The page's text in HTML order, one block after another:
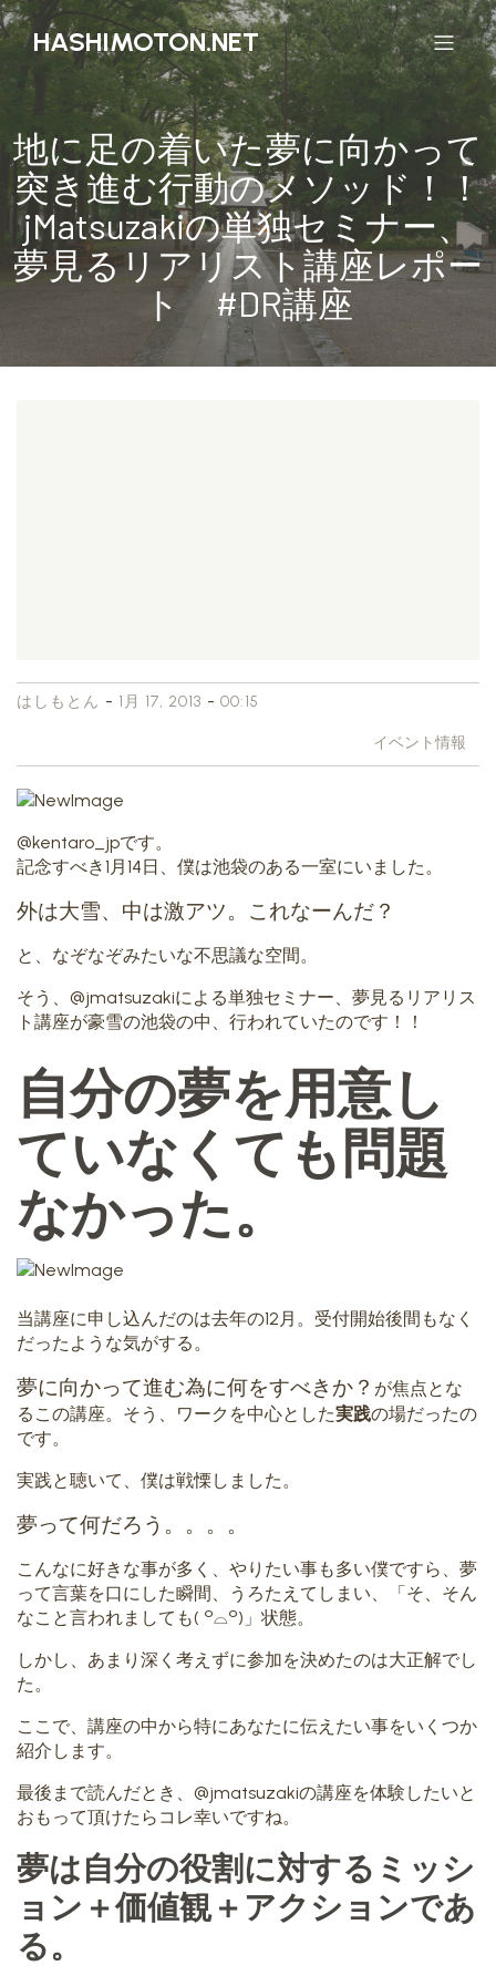
HASHIMOTON.NET
地に足の着いた夢に向かって
突き進む行動のメソッド！！
jMatsuzakiの単独セミナー、
夢見るリアリスト講座レポー
ト #DR講座
はしもとん - 1月 17, 2013 - 00:15
イベント情報
@kentaro_jpです。
記念すべき1月14日、僕は池袋のある一室にいました。
外は大雪、中は激アツ。これなーんだ？
と、なぞなぞみたいな不思議な空間。
そう、@jmatsuzakiによる単独セミナー、夢見るリアリス
ト講座が豪雪の池袋の中、行われていたのです！！
自分の夢を用意し
ていなくても問題
なかった。
当講座に申し込んだのは去年の12月。受付開始後間もなく
だったような気がする。
夢に向かって進む為に何をすべきか？ が焦点とな
るこの講座。そう、ワークを中心とした実践の場だったの
です。
実践と聴いて、僕は戦慄しました。
夢って何だろう。。。。
こんなに好きな事が多く、やりたい事も多い僕ですら、夢
って言葉を口にした瞬間、うろたえてしまい、「そ、そん
なこと言われましても( ꒪⌓꒪)」状態。
しかし、あまり深く考えずに参加を決めたのは大正解でし
た。
ここで、講座の中から特にあなたに伝えたい事をいくつか
紹介します。
最後まで読んだとき、@jmatsuzakiの講座を体験したいと
おもって頂けたらコレ幸いですね。
夢は自分の役割に対するミッシ
ョン＋価値観＋アクションであ
る。